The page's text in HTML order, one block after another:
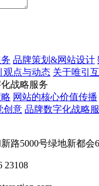
品牌策划&网站设计
观点与动态 关于唯引
战略服务
网站的核心价值传播
创意 品牌数字化战略
路5000号绿地新都会
23108